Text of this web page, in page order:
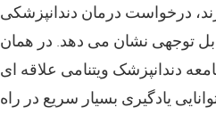
درخواست درمان دندانپزشکی
توجهی نشان می دهد. در همان
دندانپزشک ویتنامی علاقه ای
یادگیری بسیار سریع در راه